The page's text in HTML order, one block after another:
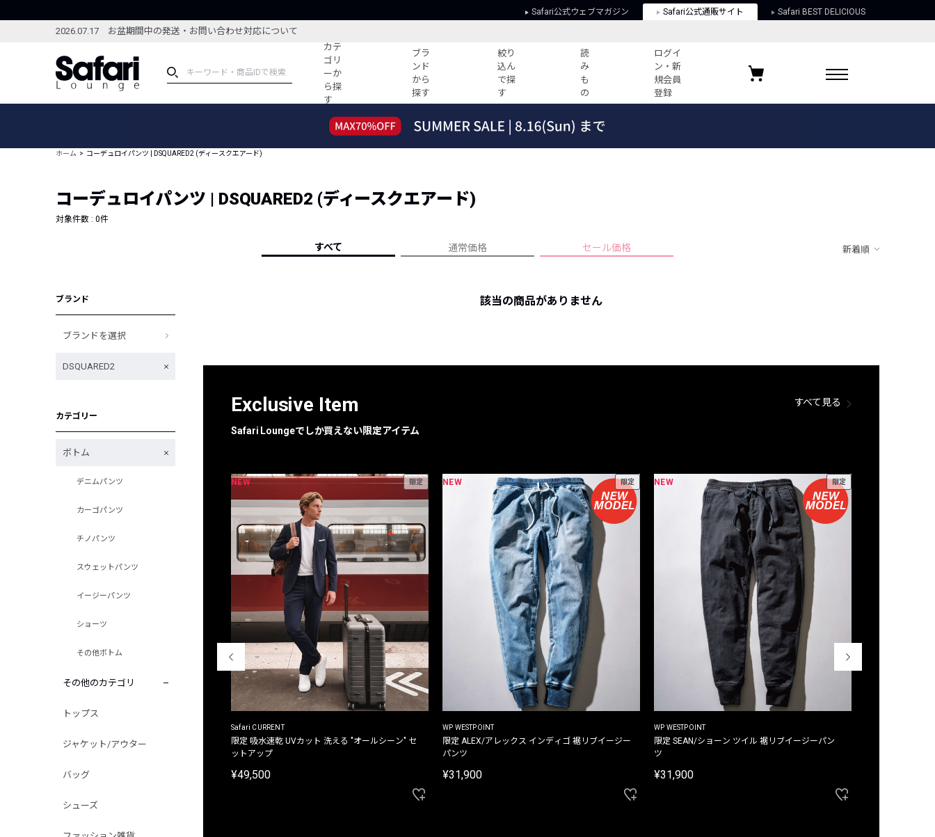
Safari公式ウェブマガジン Safari公式通販サイト Safari BEST DELICIOUS
2026.07.17 お盆期間中の発送・お問い合わせ対応について
カテ
ゴリ
ーか
ら探
す
ブラ
ンド
から
探す
絞り
込ん
で探
す
読
み
も
の
ログイ
ン・新
規会員
登録
ブランドから探す
新着アイテム
編集部のおすすめアイテム
特集記事
コーディネート
すべての記事
ーデ紹介
HOTなコーデ TOP20
人気記事ランキング
フォーカスブランド
プライバシーポリシー
お気に入りブランド
ホーム コーデュロイパンツ | DSQUARED2 (ディースクエアード)
コーデュロイパンツ | DSQUARED2 (ディースクエアード)
対象件数 : 0件
すべて 通常価格 セール価格 新着順
ブランド
ブランドを選択
DSQUARED2
カテゴリー
ボトム
デニムパンツ
カーゴパンツ
チノパンツ
スウェットパンツ
イージーパンツ
ショーツ
その他ボトム
その他のカテゴリ
トップス
ジャケット/アウター
バッグ
シューズ
該当の商品がありません
Exclusive Item
Safari Loungeでしか買えない限定アイテム
すべて見る
別注限定 フード付き チェックシャツジャケット
NEW 限定
Safari CURRENT
限定 吸水速乾 UVカット 洗える "オールシーン" セ
ットアップ
¥49,500
NEW 限定
WP WESTPOINT
限定 ALEX/アレックス インディゴ 裾リブイージー
パンツ
¥31,900
NEW 限定
WP WESTPOINT
限定 SEAN/ショーン ツイル 裾リブイージーパン
ツ
¥31,900